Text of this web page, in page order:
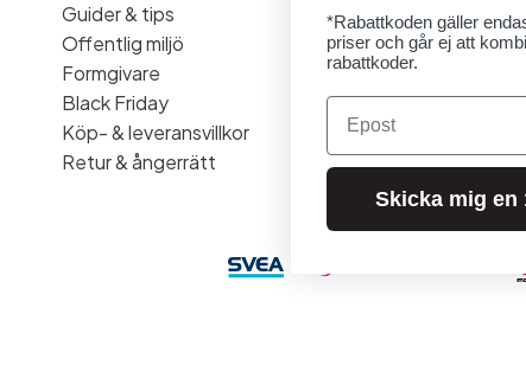
Guider & tips
Offentlig miljö
Formgivare
Black Friday
Köp- & leveransvillkor
Retur & ångerrätt
*Rabattkoden gäller
priser och går ej att
rabattkoder.
Email
Skicka mig en